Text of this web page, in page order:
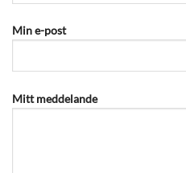
kan
Min e-post
Mitt meddelande